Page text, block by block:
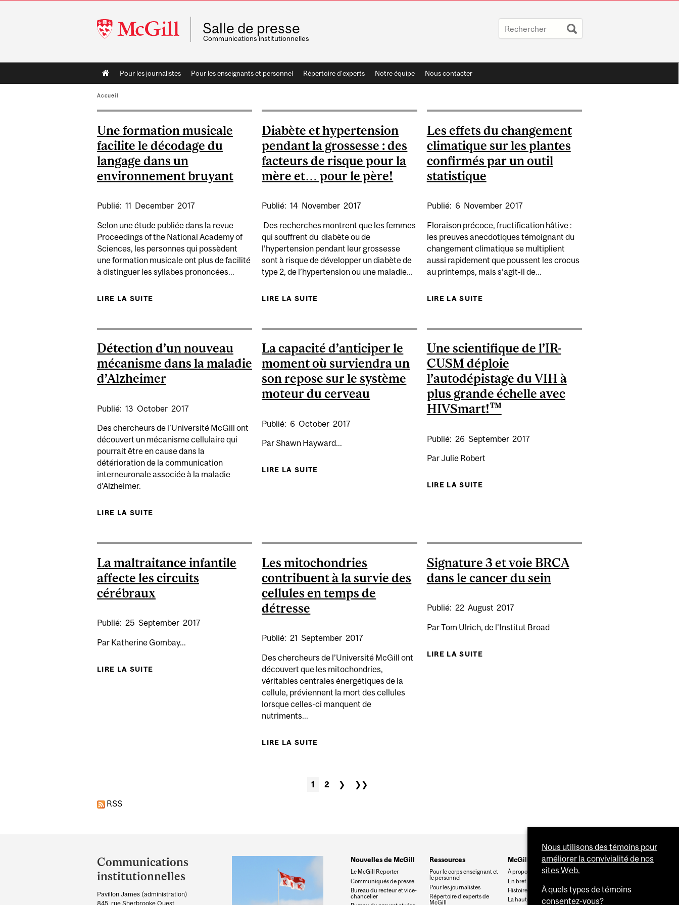
McGill
University
Salle de presse
Communications institutionnelles
Main
navigation
Pour les journalistes Pour les enseignants et personnel Répertoire d'experts Notre équipe Nous contacter
Accueil
Une formation musicale
facilite le décodage du
langage dans un
environnement bruyant
Publié: 11 December 2017
Selon une étude publiée dans la revue
Proceedings of the National Academy of
Sciences, les personnes qui possèdent
une formation musicale ont plus de facilité
à distinguer les syllabes prononcées...
LIRE LA SUITE DE UNE FORMATION MUSICALE FACILITE LE DÉCODAGE DU LANGAGE DANS UN ENVIRONNEMENT BRUYANT
Diabète et hypertension
pendant la grossesse : des
facteurs de risque pour la
mère et… pour le père!
Publié: 14 November 2017
Des recherches montrent que les femmes
qui souffrent du diabète ou de
l’hypertension pendant leur grossesse
sont à risque de développer un diabète de
type 2, de l’hypertension ou une maladie...
LIRE LA SUITE
DE DIABÈTE ET HYPERTENSION PENDANT LA GROSSESSE : DES FACTEURS DE RISQUE
Les effets du changement
climatique sur les plantes
confirmés par un outil
statistique
Publié: 6 November 2017
Floraison précoce, fructification hâtive :
les preuves anecdotiques témoignant du
changement climatique se multiplient
aussi rapidement que poussent les crocus
au printemps, mais s’agit-il de...
LIRE LA SUITE
Détection d’un nouveau
mécanisme dans la maladie
d’Alzheimer
Publié: 13 October 2017
Des chercheurs de l’Université McGill ont
découvert un mécanisme cellulaire qui
pourrait être en cause dans la
détérioration de la communication
interneuronale associée à la maladie
d’Alzheimer.
LIRE LA SUITE
La capacité d’anticiper le
moment où surviendra un
son repose sur le système
moteur du cerveau
Publié: 6 October 2017
Par Shawn Hayward...
LIRE LA SUITE
SYSTÈME MOTEUR DU CERVEAU
Une scientifique de l’IR-
CUSM déploie
l’autodépistage du VIH à
plus grande échelle avec
HIVSmart!™
Publié: 26 September 2017
Par Julie Robert
LIRE LA SUITE
La maltraitance infantile
affecte les circuits
cérébraux
Publié: 25 September 2017
Par Katherine Gombay...
LIRE LA SUITE DE LA MALTRAITANCE INFANTILE AFFECTE LES CIRCUITS CÉRÉBRAUX
Les mitochondries
contribuent à la survie des
cellules en temps de
détresse
Publié: 21 September 2017
Des chercheurs de l’Université McGill ont
découvert que les mitochondries,
véritables centrales énergétiques de la
cellule, préviennent la mort des cellules
lorsque celles-ci manquent de
nutriments...
LIRE LA SUITE
Signature 3 et voie BRCA
dans le cancer du sein
Publié: 22 August 2017
Par Tom Ulrich, de l’Institut Broad
LIRE LA SUITE
1 2 ❯ ❯❯
RSS
and
University
Information
Communications
institutionnelles
Pavillon James (administration)
845, rue Sherbrooke Ouest
Nouvelles de McGill
Le McGill Reporter
Communiqués de presse
Bureau du recteur et vice-
chancelier
Ressources
Pour le corps enseignant et
le personnel
Pour les journalistes
Répertoire d’experts de
McGill
McGill
À propos de McGill
En bref
Histoire
La haute direction
Nous utilisons des témoins pour
améliorer la convivialité de nos
sites Web.
À quels types de témoins
consentez-vous?